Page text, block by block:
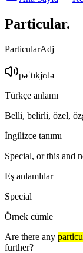
Particular.
ParticularAdj
pəˈtɪkjʊlə
Türkçe anlamı
Belli, belirli, özel,
İngilizce tanımı
Special, or this and
Eş anlamlılar
Special
Örnek cümle
Are there any
further?